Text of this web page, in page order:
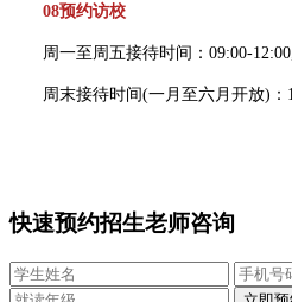
08预约访校
周一至周五接待时间：09:00-12:00,
周末接待时间(一月至六月开放)：
快速预约招生老师咨询